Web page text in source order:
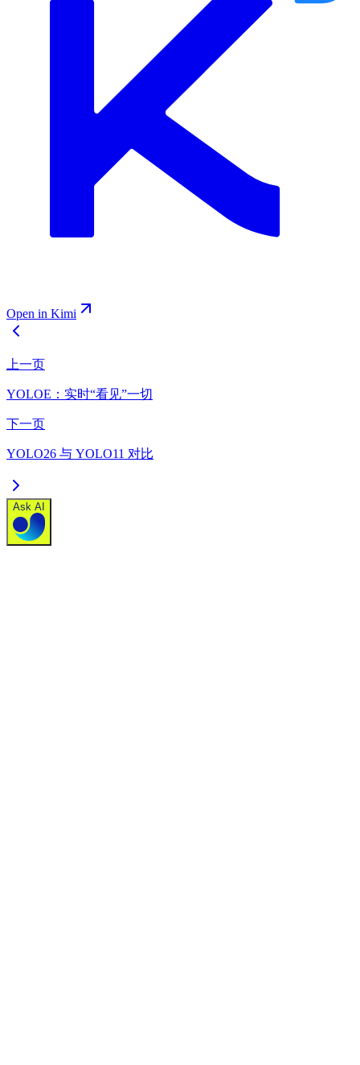
Open in Kimi
上一页
YOLOE：实时“看见”一切
下一页
YOLO26 与 YOLO11 对比
Ask AI